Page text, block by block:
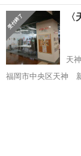
う方へ。 福岡・警固のオーダースーツ専門店 LASCIVO（ラスィー
ボ） では 成人式用オ
わせたオーダーメイ
福岡 福岡市
天
福岡市中央区天神